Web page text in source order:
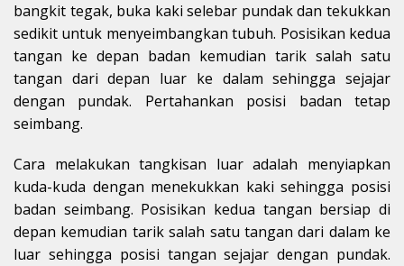
bangkit tegak, buka kaki selebar pundak dan tekukkan
sedikit untuk menyeimbangkan tubuh. Posisikan kedua
tangan ke depan badan kemudian tarik salah satu
tangan dari depan luar ke dalam sehingga sejajar
dengan pundak. Pertahankan posisi badan tetap
seimbang.
Cara melakukan tangkisan luar adalah menyiapkan
kuda-kuda dengan menekukkan kaki sehingga posisi
badan seimbang. Posisikan kedua tangan bersiap di
depan kemudian tarik salah satu tangan dari dalam ke
luar sehingga posisi tangan sejajar dengan pundak.